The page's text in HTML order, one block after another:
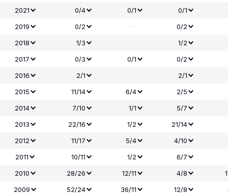
2021
0/4 0/1 0/1
2019
0/2 -
0/2
2018
1/3 -
1/2
2017
0/3 0/1
0/2
2016
2/1 -
2/1
2015
11/14 6/4 2/5
2014
7/10 1/1
5/7
2013
22/16 1/2
21/14
2012
11/17 5/4 4/10
2011
10/11 1/2 6/7
2010
28/26 12/11 4/8
2009
52/24 36/11 12/8